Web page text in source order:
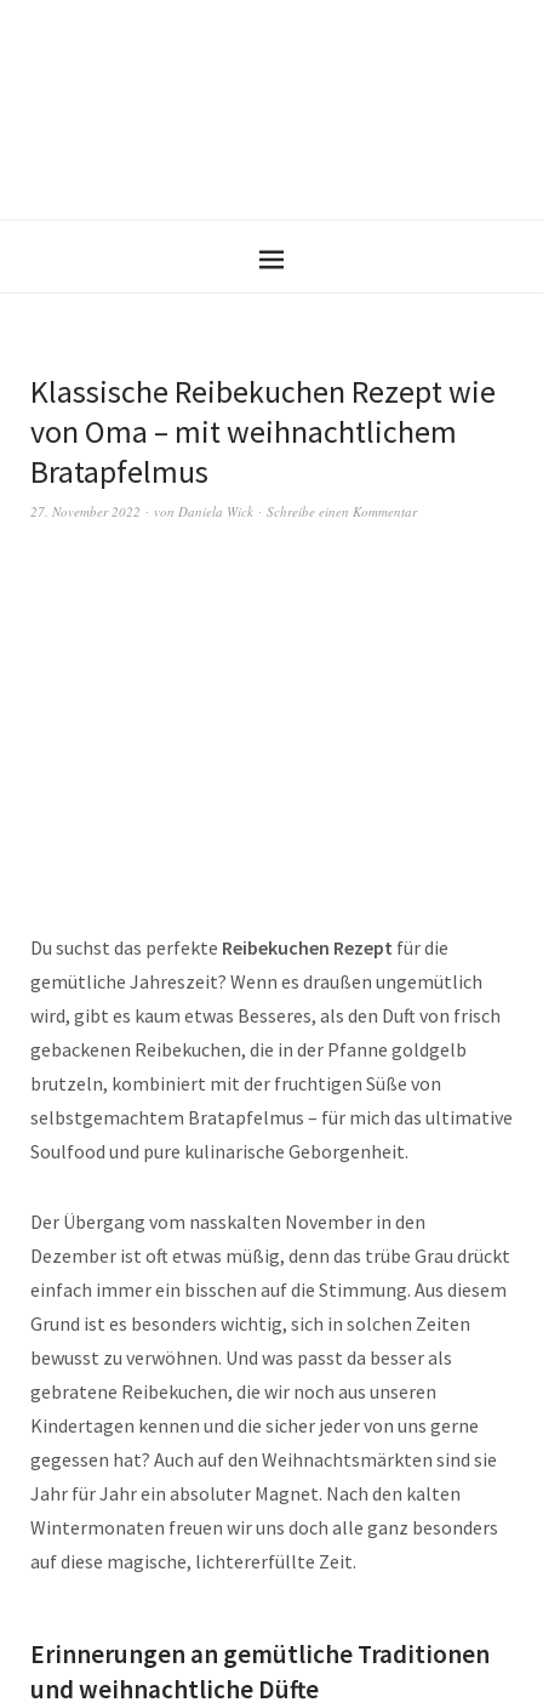
Klassische Reibekuchen Rezept wie
von Oma – mit weihnachtlichem
Bratapfelmus
27. November 2022 von Daniela Wick Schreibe einen Kommentar
Du suchst das perfekte Reibekuchen Rezept für die
gemütliche Jahreszeit? Wenn es draußen ungemütlich
wird, gibt es kaum etwas Besseres, als den Duft von frisch
gebackenen Reibekuchen, die in der Pfanne goldgelb
brutzeln, kombiniert mit der fruchtigen Süße von
selbstgemachtem Bratapfelmus – für mich das ultimative
Soulfood und pure kulinarische Geborgenheit.
Der Übergang vom nasskalten November in den
Dezember ist oft etwas müßig, denn das trübe Grau drückt
einfach immer ein bisschen auf die Stimmung. Aus diesem
Grund ist es besonders wichtig, sich in solchen Zeiten
bewusst zu verwöhnen. Und was passt da besser als
gebratene Reibekuchen, die wir noch aus unseren
Kindertagen kennen und die sicher jeder von uns gerne
gegessen hat? Auch auf den Weihnachtsmärkten sind sie
Jahr für Jahr ein absoluter Magnet. Nach den kalten
Wintermonaten freuen wir uns doch alle ganz besonders
auf diese magische, lichtererfüllte Zeit.
Erinnerungen an gemütliche Traditionen
und weihnachtliche Düfte